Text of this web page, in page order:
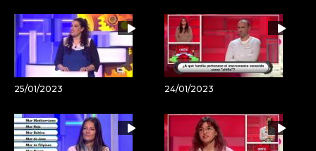
25/01/2023 24/01/2023